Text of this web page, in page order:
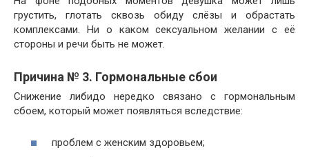
грустить, глотать сквозь обиду слёзы и обрастать
комплексами. Ни о каком сексуальном желании с её
стороны и речи быть не может.
Причина № 3. Гормональные сбои
Снижение либидо нередко связано с гормональным
сбоем, который может появляться вследствие:
проблем с женским здоровьем;